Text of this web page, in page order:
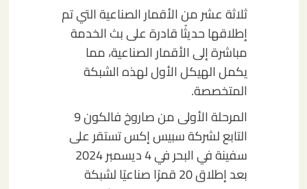
ثلاثة عشر من الأقمار الصناعية التي تم
إطلاقها حديثًا قادرة على بث الخدمة
مباشرة إلى الأقمار الصناعية، مما
يكمل الهيكل الأول لهذه الشبكة
المتخصصة.
المرحلة الأولى من صاروخ فالكون 9
التابع لشركة سبيس إكس تستقر على
سفينة في البحر في 4 ديسمبر 2024
بعد إطلاق 20 قمرًا صناعيًا لشبكة